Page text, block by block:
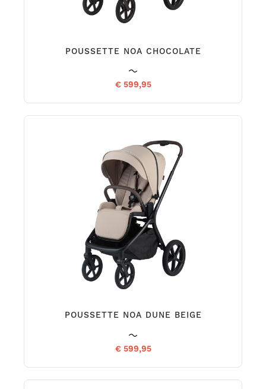
POUSSETTE NOA CHOCOLATE
€ 599,95
POUSSETTE NOA DUNE BEIGE
€ 599,95